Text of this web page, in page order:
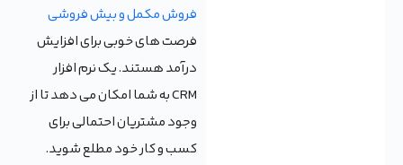
فروش مکمل و بیش فروشی
فرصت های خوبی برای افزایش
درآمد هستند. یک نرم افزار
CRM به شما امکان می دهد تا از
وجود مشتریان احتمالی برای
کسب و کار خود مطلع شوید.